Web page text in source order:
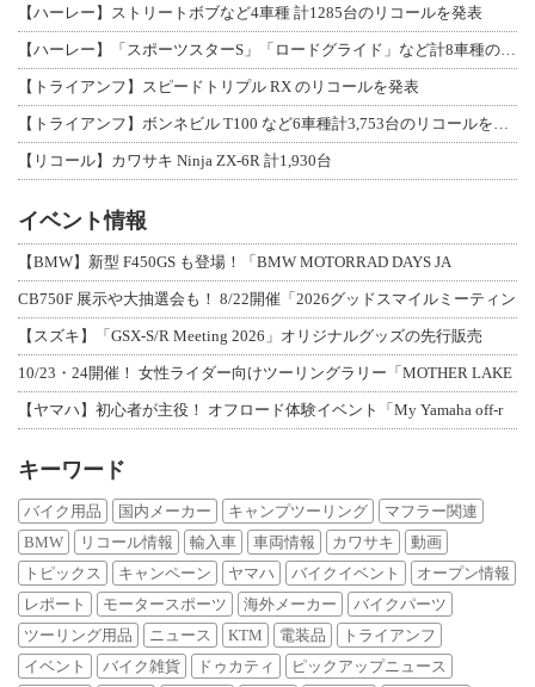
【ハーレー】ストリートボブなど4車種 計1285台のリコールを発表
【ハーレー】「スポーツスターS」「ロードグライド」など計8車種のリコールを発表
【トライアンフ】スピードトリプル RX のリコールを発表
【トライアンフ】ボンネビル T100 など6車種計3,753台のリコールを発表
【リコール】カワサキ Ninja ZX-6R 計1,930台
イベント情報
【BMW】新型 F450GS も登場！「BMW MOTORRAD DAYS JA
CB750F 展示や大抽選会も！ 8/22開催「2026グッドスマイルミーティン
【スズキ】「GSX-S/R Meeting 2026」オリジナルグッズの先行販売
10/23・24開催！ 女性ライダー向けツーリングラリー「MOTHER LAKE
【ヤマハ】初心者が主役！ オフロード体験イベント「My Yamaha off-r
キーワード
バイク用品 国内メーカー キャンプツーリング
マフラー関連
BMW
リコール情報 輸入車 車両情報 カワサキ
動画
トピックス
キャンペーン ヤマハ バイクイベント
オープン情報
レポート
モータースポーツ 海外メーカー
バイクパーツ
ツーリング用品
ニュース KTM 電装品
トライアンフ
イベント
バイク雑貨 ドゥカティ ピックアップニュース